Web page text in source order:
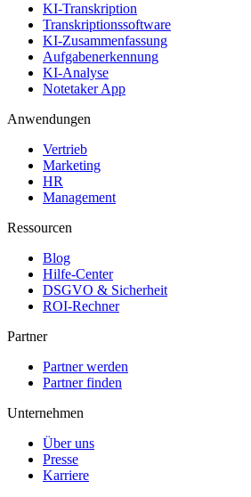
KI-Transkription
Transkriptionssoftware
KI-Zusammenfassung
Aufgabenerkennung
KI-Analyse
Notetaker App
Anwendungen
Vertrieb
Marketing
HR
Management
Ressourcen
Blog
Hilfe-Center
DSGVO & Sicherheit
ROI-Rechner
Partner
Partner werden
Partner finden
Unternehmen
Über uns
Presse
Karriere